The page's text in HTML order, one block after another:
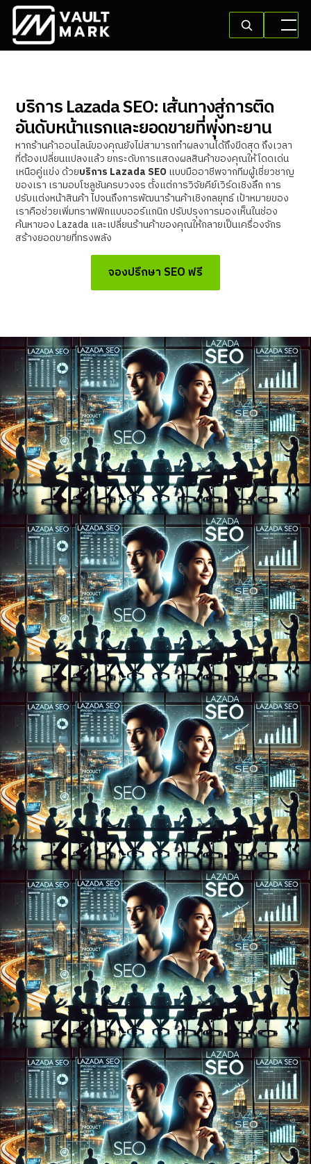
บริการ Lazada SEO: เส้นทางสู่การติด
อันดับหน้าแรกและยอดขายที่พุ่งทะยาน
หากร้านค้าออนไลน์ของคุณยังไม่สามารถทำผลงานได้ถึงขีดสุด ถึงเวลา
ที่ต้องเปลี่ยนแปลงแล้ว ยกระดับการแสดงผลสินค้าของคุณให้โดดเด่น
เหนือคู่แข่ง ด้วยบริการ Lazada SEOแบบมืออาชีพจากทีมผู้เชี่ยวชาญ
ของเรา เรามอบโซลูชันครบวงจร ตั้งแต่การวิจัยคีย์เวิร์ดเชิงลึก การ
ปรับแต่งหน้าสินค้า ไปจนถึงการพัฒนาร้านค้าเชิงกลยุทธ์ เป้าหมายของ
เราคือช่วยเพิ่มทราฟฟิกแบบออร์แกนิก ปรับปรุงการมองเห็นในช่อง
ค้นหาของ Lazada และเปลี่ยนร้านค้าของคุณให้กลายเป็นเครื่องจักร
สร้างยอดขายที่ทรงพลัง
จองปรึกษา SEO ฟรี